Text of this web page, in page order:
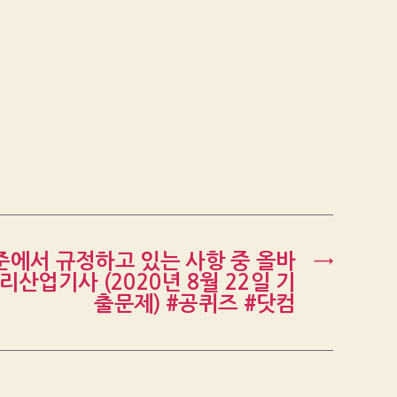
→
에서 규정하고 있는 사항 중 올바
산업기사 (2020년 8월 22일 기
출문제) #공퀴즈 #닷컴